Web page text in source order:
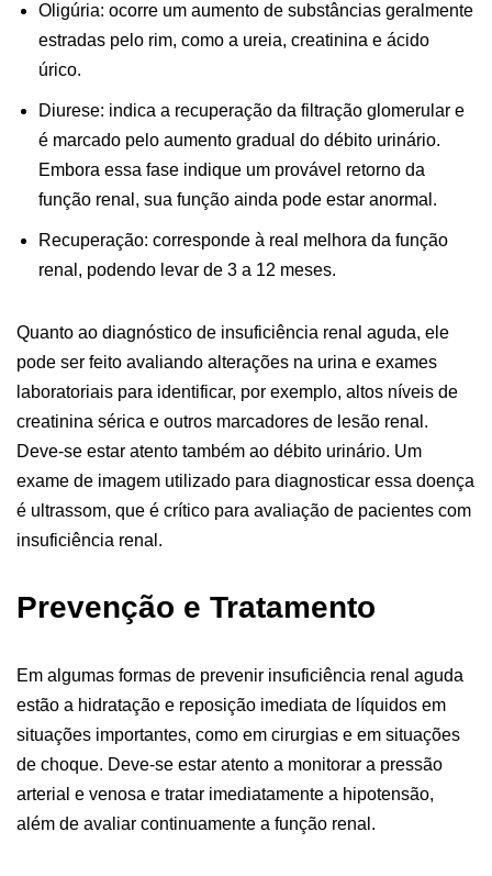
Oligúria: ocorre um aumento de substâncias geralmente
estradas pelo rim, como a ureia, creatinina e ácido
úrico.
Diurese: indica a recuperação da filtração glomerular e
é marcado pelo aumento gradual do débito urinário.
Embora essa fase indique um provável retorno da
função renal, sua função ainda pode estar anormal.
Recuperação: corresponde à real melhora da função
renal, podendo levar de 3 a 12 meses.
Quanto ao diagnóstico de insuficiência renal aguda, ele
pode ser feito avaliando alterações na urina e exames
laboratoriais para identificar, por exemplo, altos níveis de
creatinina sérica e outros marcadores de lesão renal.
Deve-se estar atento também ao débito urinário. Um
exame de imagem utilizado para diagnosticar essa doença
é ultrassom, que é crítico para avaliação de pacientes com
insuficiência renal.
Prevenção e Tratamento
Em algumas formas de prevenir insuficiência renal aguda
estão a hidratação e reposição imediata de líquidos em
situações importantes, como em cirurgias e em situações
de choque. Deve-se estar atento a monitorar a pressão
arterial e venosa e tratar imediatamente a hipotensão,
além de avaliar continuamente a função renal.